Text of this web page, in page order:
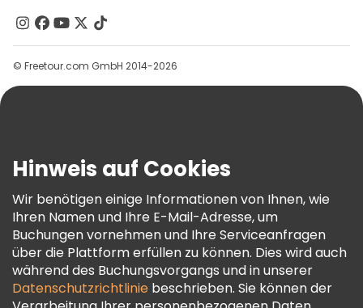
Kontakt
Gruppen
Hilfe
AGB Und Rechtliches
Cookie-Richtlinie
Freetour Auszeichnungen
Treueprogramm
© Freetour.com GmbH 2014-2026
Hinweis auf Cookies
Wir benötigen einige Informationen von Ihnen, wie
Ihren Namen und Ihre E-Mail-Adresse, um
Buchungen vornehmen und Ihre Serviceanfragen
über die Plattform erfüllen zu können. Dies wird auch
während des Buchungsvorgangs und in unserer
Datenschutzrichtlinie beschrieben. Sie können der